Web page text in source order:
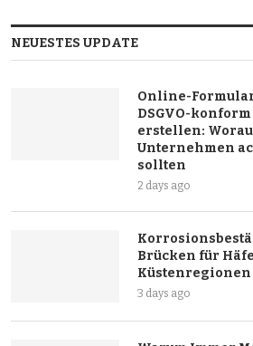
NEUESTES UPDATE
Online-
DSGVO-konform
erstellen:
Unternehmen
sollten
2 days ago
Brücken für
Küstenregionen
3 days ago